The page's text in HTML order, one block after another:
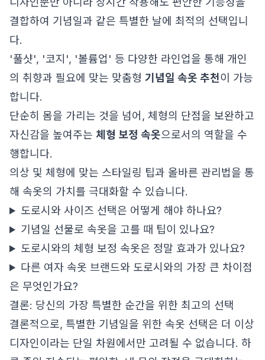
결합하여 기념일과 같은 특별한 날에 최적의 선택입니
다.
'풀샷', '코지', '볼륨업' 등 다양한 라인업을 통해 개인
의 취향과 필요에 맞는 맞춤형 기념일 속옷 추천이 가능
합니다.
단순히 몸을 가리는 것을 넘어, 체형의 단점을 보완하고
자신감을 높여주는 체형 보정 속옷으로서의 역할을 수
행합니다.
의상 및 체형에 맞는 스타일링 팁과 올바른 관리법을 통
해 속옷의 가치를 극대화할 수 있습니다.
도로시와 사이즈 선택은 어떻게 해야 하나요?
기념일 선물로 속옷을 고를 때 팁이 있나요?
도로시와의 체형 보정 속옷은 정말 효과가 있나요?
다른 여자 속옷 브랜드와 도로시와의 가장 큰 차이점
은 무엇인가요?
결론: 당신의 가장 특별한 순간을 위한 최고의 선택
결론적으로, 특별한 기념일을 위한 속옷 선택은 더 이상
디자인이라는 단일 차원에서만 고려될 수 없습니다. 하